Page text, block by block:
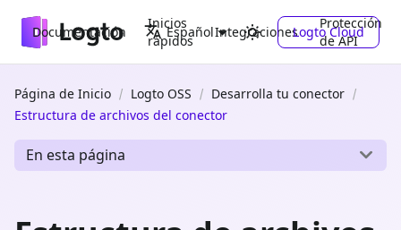
Documentación
Inicios
rápidos
Integraciones
Protección
de API
Español Logto Cloud
Página de Inicio Logto OSS
Desarrolla tu conector
Estructura de archivos del conector
En esta página